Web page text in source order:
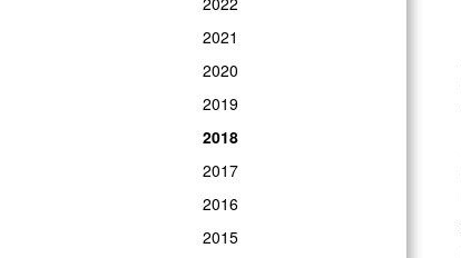
2021
2020
2019
2018
2017
2016
2015